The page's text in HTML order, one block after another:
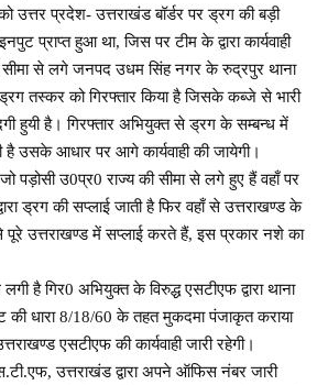
उत्तर प्रदेश- उत्तराखंड बॉर्डर पर ड्रग की बड़ी
प्राप्त हुआ था, जिस पर टीम के द्वारा कार्यवाही
से लगे जनपद उधम सिंह नगर के रुद्रपुर थाना
तस्कर को गिरफ्तार किया है जिसके कब्जे से भारी
हुयी है। गिरफ्तार अभियुक्त से ड्रग के सम्बन्ध में
है उसके आधार पर आगे कार्यवाही की जायेगी।
पड़ोसी उ0प्र0 राज्य की सीमा से लगे हुए हैं वहाँ पर
ड्रग की सप्लाई जाती है फिर वहाँ से उत्तराखण्ड के
उत्तराखण्ड में सप्लाई करते हैं, इस प्रकार नशे का
है गिर0 अभियुक्त के विरुद्ध एसटीएफ द्वारा थाना
की धारा 8/18/60 के तहत मुकदमा पंजाकृत कराया
एसटीएफ की कार्यवाही जारी रहेगी।
उत्तराखंड द्वारा अपने ऑफिस नंबर जारी